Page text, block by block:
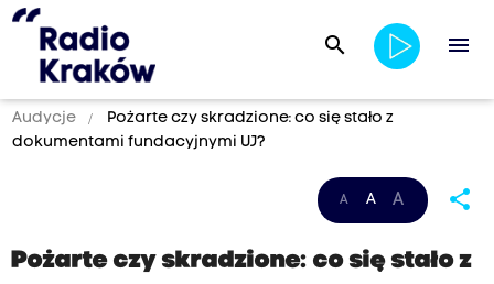
search menu
Audycje
Pożarte czy skradzione: co się stało z
dokumentami fundacyjnymi UJ?
A A A share
Pożarte czy skradzione: co się stało z